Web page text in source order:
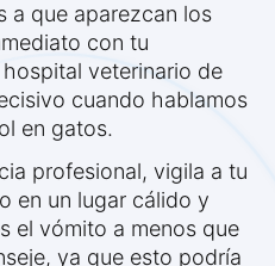
a que aparezcan los
con tu
veterinario de
cuando hablamos
en gatos.
profesional, vigila a tu
en un lugar cálido y
el vómito a menos que
ya que esto podría